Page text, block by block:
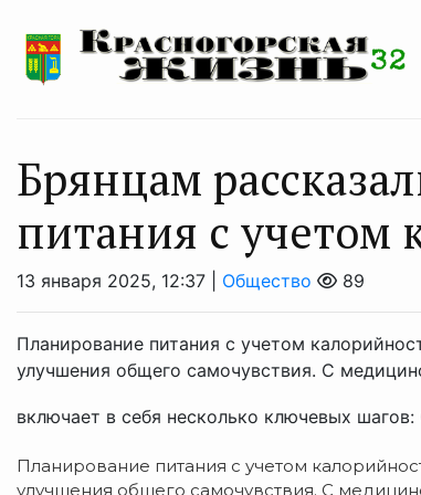
Брянцам
питания с учетом
13 января 2025, 12:37 | Общество 89
Планирование питания с учетом
улучшения общего самочувствия. С
включает в себя несколько ключевых шагов:
Планирование питания с учетом
улучшения общего самочувствия. С